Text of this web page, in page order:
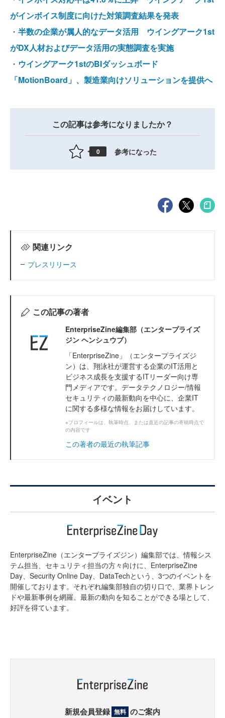
がインボイス制度に向けた対策調査結果を発表
・ 半数の企業が属人的なデータ活用 ウイングアーク1st
がDX人材およびデータ活用の実態調査を実施
・ ウイングアーク1stのBIダッシュボード
「MotionBoard」、製造業向けソリューションを提供へ
この記事は参考になりましたか？
0 参考になった
関連リンク
プレスリリース
この記事の著者
EnterpriseZine編集部（エンタープライズ
ジン ヘンシュウブ）
「EnterpriseZine」（エンタープライズジ
ン）は、翔泳社が運営する企業のIT活用と
ビジネス成長を支援するITリーダー向け専
門メディアです。データテクノロジー/情報
セキュリティの最新動向を中心に、企業IT
に関する多様な情報をお届けしています。
※プロフィールは、執筆時点、または直近の記事の寄稿時点で
の内容です
この著者の最近の執筆記事
イベント
EnterpriseZine（エンタープライズジン）編集部では、情報シス
テム担当、セキュリティ担当の方々向けに、EnterpriseZine
Day、Security Online Day、DataTechという、3つのイベントを
開催しております。それぞれ編集部独自の切り口で、業界トレン
ドや最新事例を網羅。最新の動向を知ることができる場として、
好評を得ています。
新規会員登録 無料 のご案内